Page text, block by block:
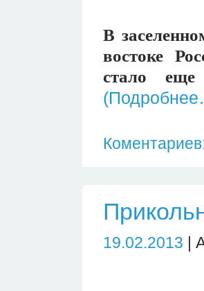
В
востоке
стало еще
19.02.2013 |